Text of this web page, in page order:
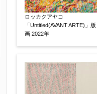
その他
サイン等の有無
鑑定証書付
その他
ロッカクアヤコ
「Untitled(AVANT ARTE)」版
画 2022年